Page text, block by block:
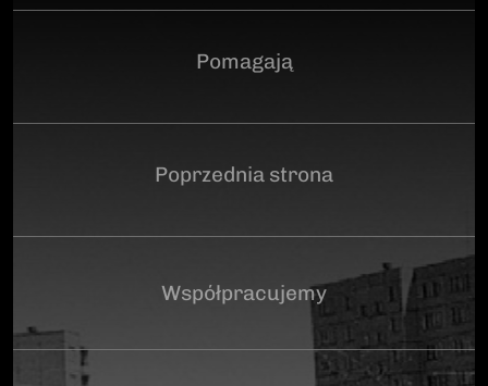
Pomagają
Poprzednia strona
Współpracujemy